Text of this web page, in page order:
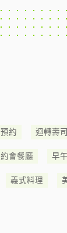
預約 迴轉壽司
約會餐廳 早
義式料理